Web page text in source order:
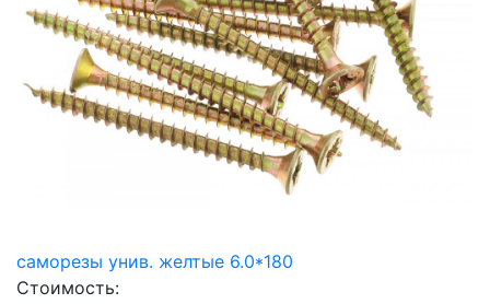
саморезы унив. желтые 6.0*180
Стоимость: